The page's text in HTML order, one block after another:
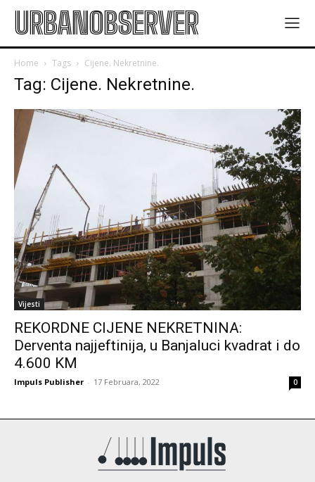
URBANOBSERVER
Home Tags Cijene. Nekretnine.
Tag: Cijene. Nekretnine.
Vijesti
REKORDNE CIJENE NEKRETNINA:
Derventa najjeftinija, u Banjaluci kvadrat i do
4.600 KM
Impuls Publisher - 17 Februara, 2022 0